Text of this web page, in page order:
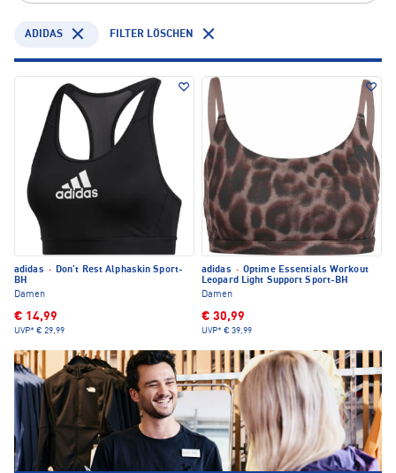
ADIDAS FILTER LÖSCHEN
adidas ·
Don't Rest Alphaskin Sport-
BH
Damen
€ 14,99
UVP* € 29,99
adidas · Optime Essentials Workout
Leopard Light Support Sport-BH
Damen
€ 30,99
UVP* € 39,99